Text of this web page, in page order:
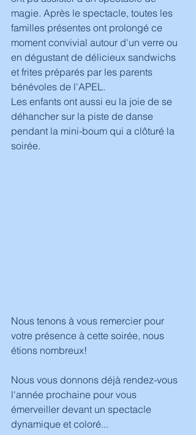
magie. Après le spectacle, toutes les
familles présentes ont prolongé ce
moment convivial autour d'un verre ou
en dégustant de délicieux sandwichs
et frites préparés par les parents
bénévoles de l'APEL.
Les enfants ont aussi eu la joie de se
déhancher sur la piste de danse
pendant la mini-boum qui a clôturé la
soirée.
Nous tenons à vous remercier pour
votre présence à cette soirée, nous
étions nombreux!
Nous vous donnons déjà rendez-vous
l'année prochaine pour vous
émerveiller devant un spectacle
dynamique et coloré...